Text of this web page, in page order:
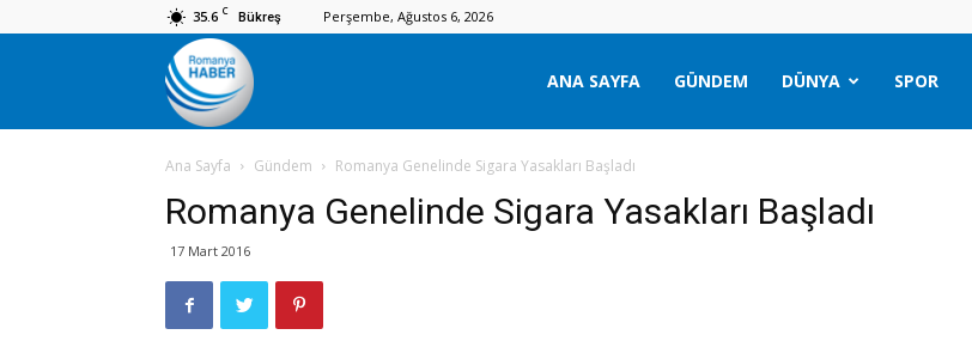
35.6 C Bükreş Perşembe, Ağustos 6, 2026
Romanya
Haber
ANA SAYFA GÜNDEM DÜNYA SPOR
Ana Sayfa Gündem Romanya Genelinde Sigara Yasakları Başladı
Romanya Genelinde Sigara Yasakları Başladı
17 Mart 2016